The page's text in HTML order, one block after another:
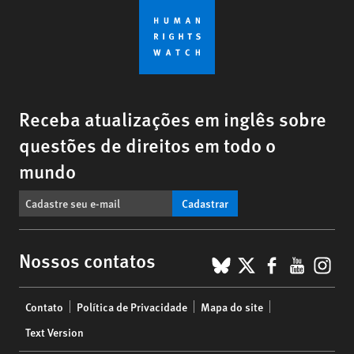
Receba atualizações em inglês sobre
questões de direitos em todo o
mundo
Cadastrar
Nossos contatos BlueSky
X
menu
Contato Política de Privacidade
Mapa do site
Text Version